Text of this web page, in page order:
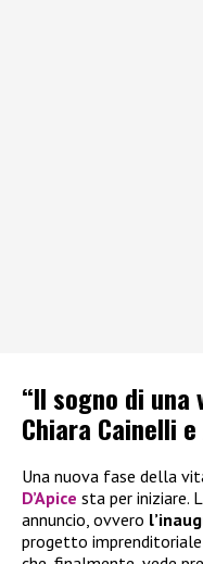
“Il sogno di una
Chiara Cainelli e
Una nuova fase della
D’Apice sta per iniziare.
annuncio, ovvero
progetto imprenditoriale